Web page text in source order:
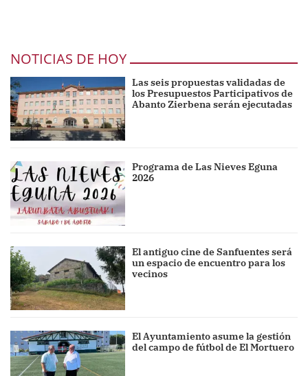
NOTICIAS DE HOY
Las seis propuestas validadas de
los Presupuestos Participativos de
Abanto Zierbena serán ejecutadas
Programa de Las Nieves Eguna
2026
El antiguo cine de Sanfuentes será
un espacio de encuentro para los
vecinos
El Ayuntamiento asume la gestión
del campo de fútbol de El Mortuero